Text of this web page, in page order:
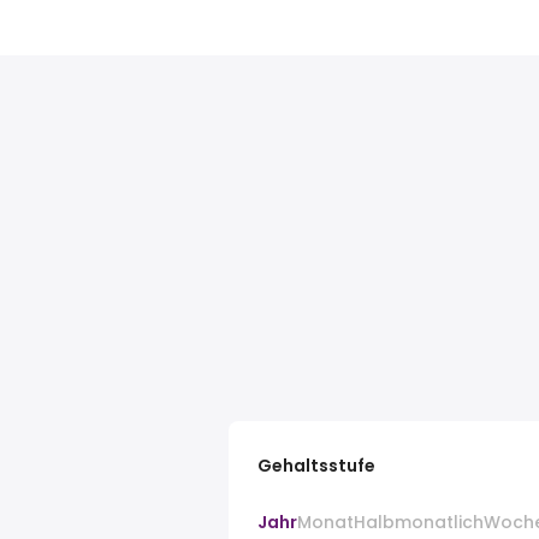
Gehaltsstufe
JahrMonatHalbmonatlich